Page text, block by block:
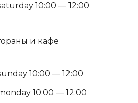
10:00 — 12:00
и кафе
10:00 — 12:00
10:00 — 12:00